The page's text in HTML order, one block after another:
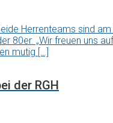
Herrenteams sind
80er. „Wir freuen uns
mutig […]
der RGH